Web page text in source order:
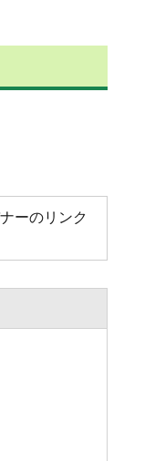
ーのリンク